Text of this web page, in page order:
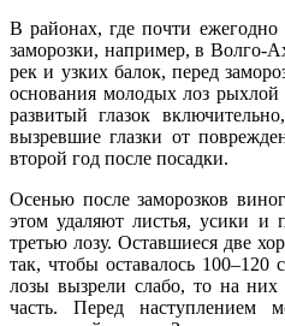
В районах, где почти ежегодно
заморозки, например, в Волго-
рек и узких балок, перед
основания молодых лоз
развитый глазок
вызревшие глазки от
второй год после посадки.
Осенью после заморозков
этом удаляют листья, усики и
третью лозу. Оставшиеся две
так, чтобы оставалось
лозы вызрели слабо, то на
часть. Перед наступлением